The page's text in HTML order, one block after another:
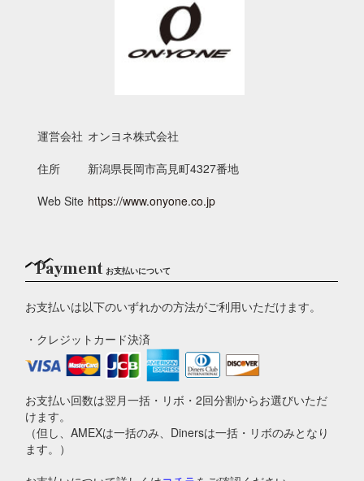
運営会社 オンヨネ株式会社
住所
新潟県長岡市高見町4327番地
Web Site https://www.onyone.co.jp
Payment お支払いについて
お支払いは以下のいずれかの方法がご利用いただけます。
・クレジットカード決済
お支払い回数は翌月一括・リボ・2回分割からお選びいただ
けます。
（但し、AMEXは一括のみ、Dinersは一括・リボのみとなり
ます。）